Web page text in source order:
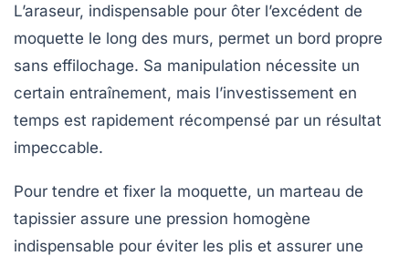
L’araseur, indispensable pour ôter l’excédent de
moquette le long des murs, permet un bord propre
sans effilochage. Sa manipulation nécessite un
certain entraînement, mais l’investissement en
temps est rapidement récompensé par un résultat
impeccable.
Pour tendre et fixer la moquette, un marteau de
tapissier assure une pression homogène
indispensable pour éviter les plis et assurer une